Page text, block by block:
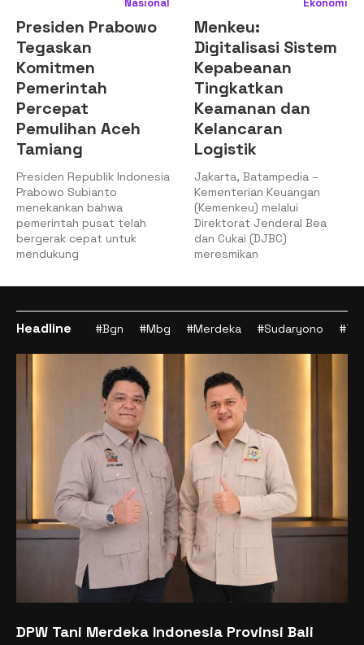
Nasional
Presiden Prabowo
Tegaskan
Komitmen
Pemerintah
Percepat
Pemulihan Aceh
Tamiang
Presiden Republik Indonesia
Prabowo Subianto
menekankan bahwa
pemerintah pusat telah
bergerak cepat untuk
mendukung
Ekonomi
Menkeu:
Digitalisasi Sistem
Kepabeanan
Tingkatkan
Keamanan dan
Kelancaran
Logistik
Jakarta, Batampedia –
Kementerian Keuangan
(Kemenkeu) melalui
Direktorat Jenderal Bea
dan Cukai (DJBC)
meresmikan
Headline #Bgn #Mbg #Merdeka #Sudaryono
DPW Tani Merdeka Indonesia Provinsi Bali